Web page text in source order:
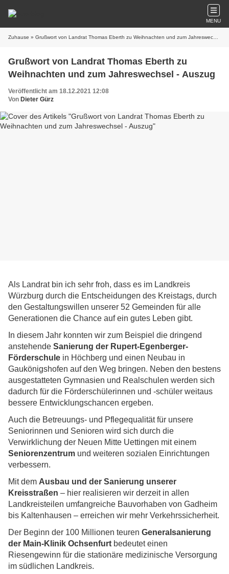
MENU
Zuhause » Grußwort von Landrat Thomas Eberth zu Weihnachten und zum Jahreswechsel - Auszug
Grußwort von Landrat Thomas Eberth zu
Weihnachten und zum Jahreswechsel - Auszug
Veröffentlicht am 18.12.2021 12:08
Von Dieter Gürz
Als Landrat bin ich sehr froh, dass es im Landkreis
Würzburg durch die Entscheidungen des Kreistags, durch
den Gestaltungswillen unserer 52 Gemeinden für alle
Generationen die Chance auf ein gutes Leben gibt.
In diesem Jahr konnten wir zum Beispiel die dringend
anstehende Sanierung der Rupert-Egenberger-
Förderschule in Höchberg und einen Neubau in
Gaukönigshofen auf den Weg bringen. Neben den bestens
ausgestatteten Gymnasien und Realschulen werden sich
dadurch für die Förderschülerinnen und -schüler weitaus
bessere Entwicklungschancen ergeben.
Auch die Betreuungs- und Pflegequalität für unsere
Seniorinnen und Senioren wird sich durch die
Verwirklichung der Neuen Mitte Uettingen mit einem
Seniorenzentrum und weiteren sozialen Einrichtungen
verbessern.
Mit dem Ausbau und der Sanierung unserer
Kreisstraßen – hier realisieren wir derzeit in allen
Landkreisteilen umfangreiche Bauvorhaben von Gadheim
bis Kaltenhausen – erreichen wir mehr Verkehrssicherheit.
Der Beginn der 100 Millionen teuren Generalsanierung
der Main-Klinik Ochsenfurt bedeutet einen
Riesengewinn für die stationäre medizinische Versorgung
im südlichen Landkreis.